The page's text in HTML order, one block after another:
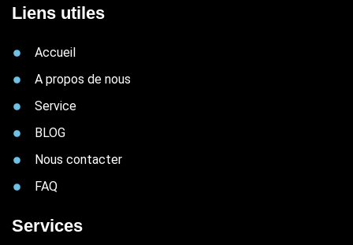
Liens utiles
Accueil
A propos de nous
Service
BLOG
Nous contacter
FAQ
Services